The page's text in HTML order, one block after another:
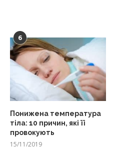
6
Понижена температура
тіла: 10 причин, які її
провокують
15/11/2019